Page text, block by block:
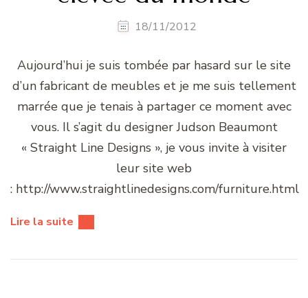
18/11/2012
Aujourd’hui je suis tombée par hasard sur le site
d’un fabricant de meubles et je me suis tellement
marrée que je tenais à partager ce moment avec
vous. Il s’agit du designer Judson Beaumont
« Straight Line Designs », je vous invite à visiter
leur site web
: http://www.straightlinedesigns.com/furniture.html
Lire la suite